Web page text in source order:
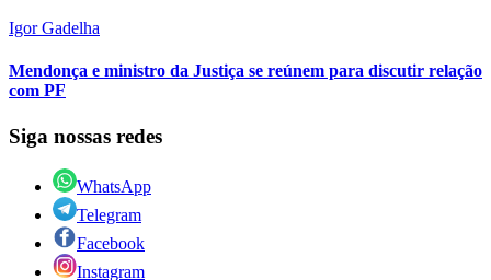
Igor Gadelha
Mendonça e ministro da Justiça se reúnem para discutir relação
com PF
Siga nossas redes
WhatsApp
Telegram
Facebook
Instagram